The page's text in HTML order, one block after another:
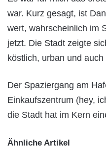
war. Kurz gesagt, ist
wert, wahrscheinlich im
jetzt. Die Stadt zeigte
köstlich, urban und auch
Der Spaziergang am
Einkaufszentrum (hey,
die Stadt hat im Kern
Ähnliche Artikel